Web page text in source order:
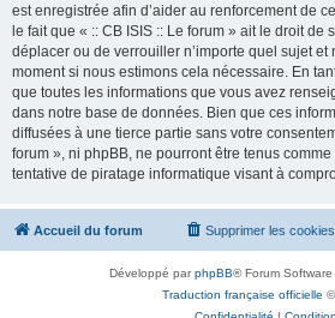
est enregistrée afin d’aider au renforcement de
le fait que « :: CB ISIS :: Le forum » ait le droit de
déplacer ou de verrouiller n’importe quel sujet et
moment si nous estimons cela nécessaire. En
que toutes les informations que vous avez
dans notre base de données. Bien que ces
diffusées à une tierce partie sans votre
forum », ni phpBB, ne pourront être tenus
tentative de piratage informatique visant à
Accueil du forum Supprimer les cookies
Développé parphpBB® Forum
Traduction française officielle ©